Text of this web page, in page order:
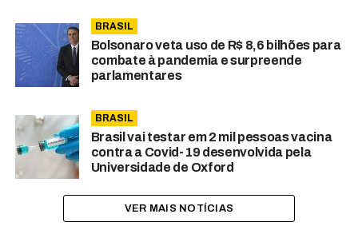
BRASIL
Bolsonaro veta uso de R$ 8,6 bilhões para
combate à pandemia e surpreende
parlamentares
BRASIL
Brasil vai testar em 2 mil pessoas vacina
contra a Covid-19 desenvolvida pela
Universidade de Oxford
VER MAIS NOTÍCIAS